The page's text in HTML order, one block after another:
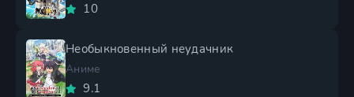
10
Необыкновенный неудачник
Аниме
9.1